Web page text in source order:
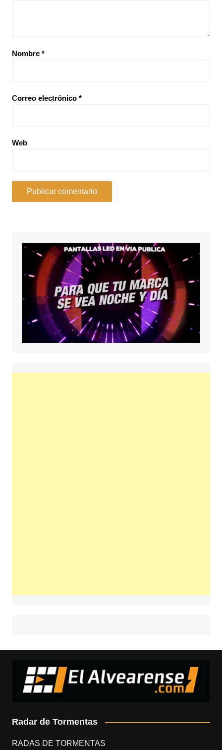
Nombre *
Correo electrónico *
Web
Radar de Tormentas
RADAS DE TORMENTAS